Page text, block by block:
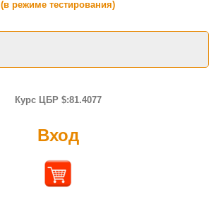
(в режиме тестирования)
Курс ЦБР $:81.4077
Вход